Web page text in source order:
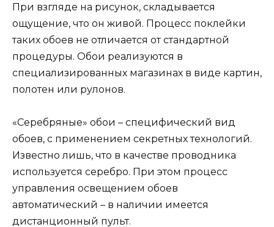
При взгляде на рисунок, складывается
ощущение, что он живой. Процесс поклейки
таких обоев не отличается от стандартной
процедуры. Обои реализуются в
специализированных магазинах в виде картин,
полотен или рулонов.
«Серебряные» обои – специфический вид
обоев, с применением секретных технологий.
Известно лишь, что в качестве проводника
используется серебро. При этом процесс
управления освещением обоев
автоматический – в наличии имеется
дистанционный пульт.